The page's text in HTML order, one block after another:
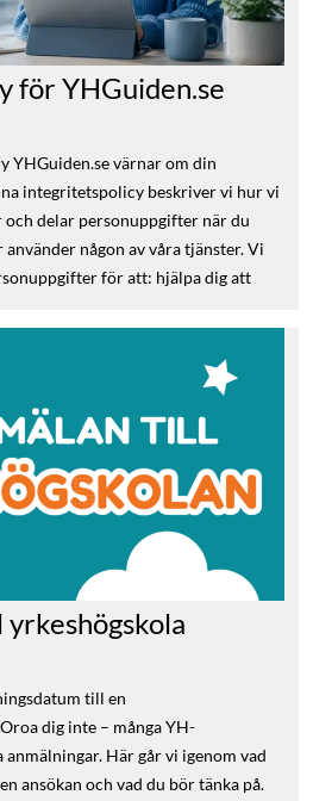
för YHGuiden.se
relevanta utbildningar Vi kan använda uppgifter om ditt utbildningsintresse för att presentera utbildningar, utbildningsanordnare och annat innehåll som kan vara relevant för dig. Behandlingen grundas på ditt samtycke eller på vårt berättigade intresse av att erbjuda och förbättra våra tjänster. För e-post och sms Vi kan använda din e-postadress eller ditt telefonnummer för att skicka: bekräftelser på intresseanmälningar information som du har efterfrågat praktisk information om en utbildning meddelanden från en relevant utbildningsanordnare annan kommunikation som hör samman med din förfrågan Den rättsliga grunden är normalt ditt samtycke eller att kommunikationen är nödvändig för att hantera din förfrågan. För nyhetsbrev och andra utskick Om du har anmält dig till nyhetsbrev eller godkänt att vi kontaktar dig kan vi skicka information om: yrkeshögskoleutbildningar utbildningsanordnare ansökningsperioder sena anmälningar studiestarter artiklar, guider och vägledning annat relevant innehåll från YHGuiden.se Vi kan registrera om ett utskick har öppnats och vilka länkar som har klickats på för att mäta och förbättra utskicken. Behandlingen grundas normalt på ditt samtycke. Du kan när som helst avregistrera dig genom länken i utskicket eller genom att kontakta oss. För kundservice och kommunikation Om du kontaktar oss behandlar vi dina uppgifter för att: besvara din fråga ge support hantera synpunkter eller klagomål dokumentera kommunikationen följa upp ditt ärende Behandlingen grundas normalt på vårt berättigade intresse av att ge service och administrera inkommande ärenden. För analys och utveckling Vi kan behandla information om hur YHGuiden.se används för att: förstå hur besökare använder webbplatsen mäta trafik och användarbeteenden identifiera tekniska problem förbättra innehåll och funktioner utvärdera marknadsföring och kampanjer utveckla nya tjänster När analysen bygger på cookies eller liknande teknik som inte är nödvändig för webbplatsens funktion sker behandlingen med stöd av ditt samtycke. För digital marknadsföring Om du har samtyckt till marknadsföringscookies kan information om ditt besök användas för att: mäta resultatet av annonser analysera vilka annonser som leder till besök eller intresseanmälningar skapa målgrupper visa mer relevant annonsering begränsa hur ofta samma annons visas Information kan då delas med annonsplattformar som Meta, TikTok, LinkedIn, Google och YouTube. Du kan när som helst ändra eller återkalla ditt samtycke genom webbplatsens cookieinställningar. I vilka system behandlas personuppgifterna? Personuppgifter som samlas in genom YHGuiden.se kan behandlas i följande system och tjänster. YHGuiden.se och CakePHP YHGuiden.se använder en teknisk plattform som bygger på CakePHP. Plattformen fungerar som ett kombinerat publicerings-, administrations- och kundhanteringssystem och används bland annat för att hantera: utbildningar utbildningsanordnare innehåll på webbplatsen intresseanmälningar kontaktuppgifter företagsuppgifter tekniska funktioner Personuppgifter kan lagras i systemet när det behövs för att hantera en intresseanmälan eller tillhandahålla en funktion. MySQL-databas Personuppgifter från YHGuiden.se kan lagras i en bakomliggande MySQL-databas. Databasen kan bland annat innehålla: namn och kontaktuppgifter intresseanmälningar fritextmeddelanden IP-adresser utbildningsintressen kund- och företagsuppgifter tekniska uppgifter som behövs för webbplatsens funktion Server- och hostingmiljö YHGuididen.se och tillhörande databaser lagras eller kan lagras i servermiljöer som tillhandahålls av externa leverantörer. Enligt vår registerförteckning används bland annat: Methodmedia Publishing Sweden AB GleSYS Methodmedias servermiljö finns inom EU i Helsingfors, Finland. GleSYS servermiljö finns i Sverige. Leverantörerna kan få begränsad åtkomst till systemen när det krävs för drift, underhåll, säkerhet eller teknisk support. Spiro Kommunikation AB Spiro Kommunikation AB används för teknisk utveckling och underhåll av YHGuiden.se och tillhörande databaser. Behöriga utvecklare kan få tillgång till personuppgifter när det är nödvändigt för att: åtgärda tekniska fel utveckla funktioner underhålla webbplatsen och databasen hantera säkerhetsproblem ge teknisk support Åtkomsten ska begränsas till vad som behövs för det aktuella uppdraget. Kerio Connect Kerio Connect används som e-postsystem. Personuppgifter kan därför förekomma i: inkommande och utgående e-post meddelanden om intresseanmälningar kundserviceärenden e-postbilagor kontaktuppgifter kommunikation med utbildningsanordnare E-postservern hanteras i en servermiljö inom EU. SendGrid SendGrid används för att skicka automatiserade e-postmeddelanden från YHGuiden.se. Det kan exempelvis vara: bekräftelser på intresseanmälningar meddelanden till utbildningsanordnare systemmeddelanden annan kommunikation som hör samman med webbplatsens tjänster SendGrid kan behandla
yrkeshögskola
till en
dig inte – många YH-
Här går vi igenom vad
ansökan och vad du bör tänka på.